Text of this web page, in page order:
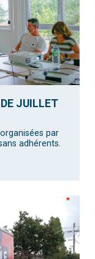
JUILLET
par
adhérents.